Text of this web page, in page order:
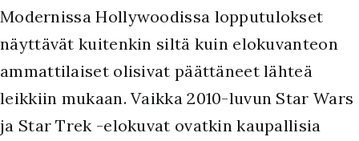
Modernissa Hollywoodissa lopputulokset
näyttävät kuitenkin siltä kuin elokuvanteon
ammattilaiset olisivat päättäneet lähteä
leikkiin mukaan. Vaikka 2010-luvun Star Wars
ja Star Trek -elokuvat ovatkin kaupallisia